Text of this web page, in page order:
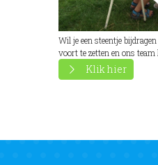
Wil je een steentje
voort te zetten en ons
Klik hier